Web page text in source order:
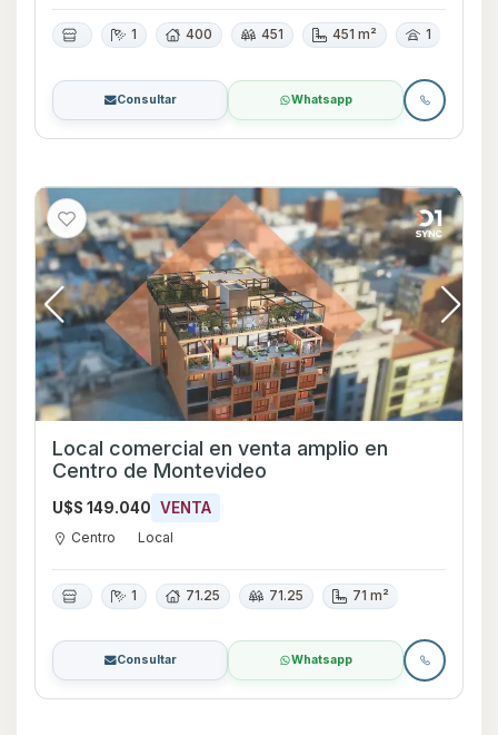
1 400 451 451 m² 1
Consultar Whatsapp
Local comercial en venta amplio en
Centro de Montevideo
U$S 149.040 VENTA
Centro Local
1 71.25 71.25 71 m²
Consultar Whatsapp